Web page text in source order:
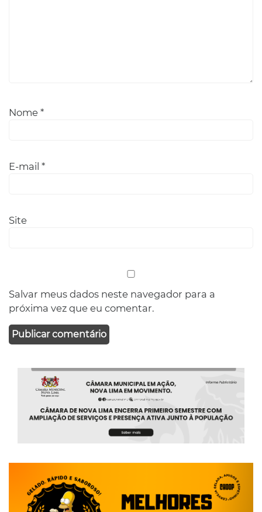
Nome *
E-mail *
Site
Salvar meus dados neste navegador para a
próxima vez que eu comentar.